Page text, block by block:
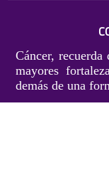
Cáncer,
mayores
demás de una